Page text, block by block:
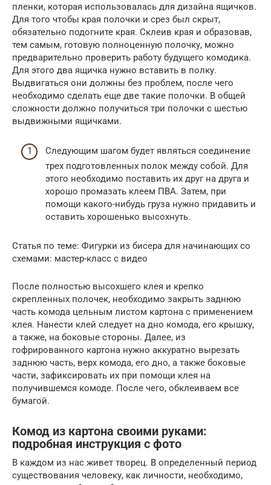
пленки, которая использовалась для дизайна ящичков.
Для того чтобы края полочки и срез был скрыт,
обязательно подогните края. Склеив края и образовав,
тем самым, готовую полноценную полочку, можно
предварительно проверить работу будущего комодика.
Для этого два ящичка нужно вставить в полку.
Выдвигаться они должны без проблем, после чего
необходимо сделать еще две такие полочки. В общей
сложности должно получиться три полочки с шестью
выдвижными ящичками.
Следующим шагом будет являться соединение
трех подготовленных полок между собой. Для
этого необходимо поставить их друг на друга и
хорошо промазать клеем ПВА. Затем, при
помощи какого-нибудь груза нужно придавить и
оставить хорошенько высохнуть.
Статья по теме: Фигурки из бисера для начинающих со
схемами: мастер-класс с видео
После полностью высохшего клея и крепко
скрепленных полочек, необходимо закрыть заднюю
часть комода цельным листом картона с применением
клея. Нанести клей следует на дно комода, его крышку,
а также, на боковые стороны. Далее, из
гофрированного картона нужно аккуратно вырезать
заднюю часть, верх комода, его дно, а также боковые
части, зафиксировать их при помощи клея на
получившемся комоде. После чего, обклеиваем все
бумагой.
Комод из картона своими руками:
подробная инструкция с фото
В каждом из нас живет творец. В определенный период
существования человеку, как личности, необходимо,